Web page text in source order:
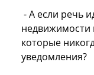
- А если речь
недвижимости
которые
уведомления?